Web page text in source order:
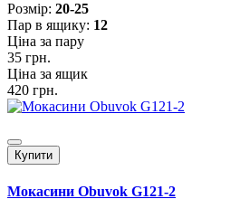
Розмiр: 20-25
Пар в ящику: 12
Ціна за пару
35 грн.
Ціна за ящик
420 грн.
Купити
Мокасини Obuvok G121-2